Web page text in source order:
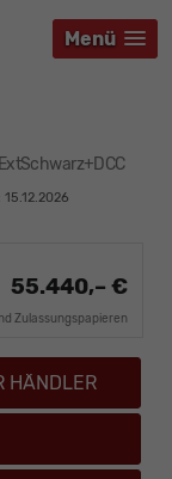
Menü
Menü
Menü
15.12.2026
55.440,– €
Zulassungspapieren
HÄNDLER